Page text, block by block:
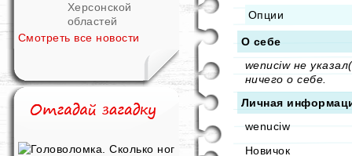
Херсонской
областей
Смотреть все новости
Опции
О себе
wenuciw не
ничего о себе.
Личная
wenuciw
Новичок